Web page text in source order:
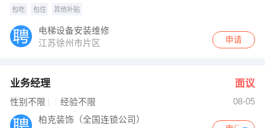
包吃 包住 其他补贴
电梯设备安装维修
江苏徐州市片区
申请
业务经理 面议
性别不限 经验不限
08-05
柏克装饰（全国连锁公司）